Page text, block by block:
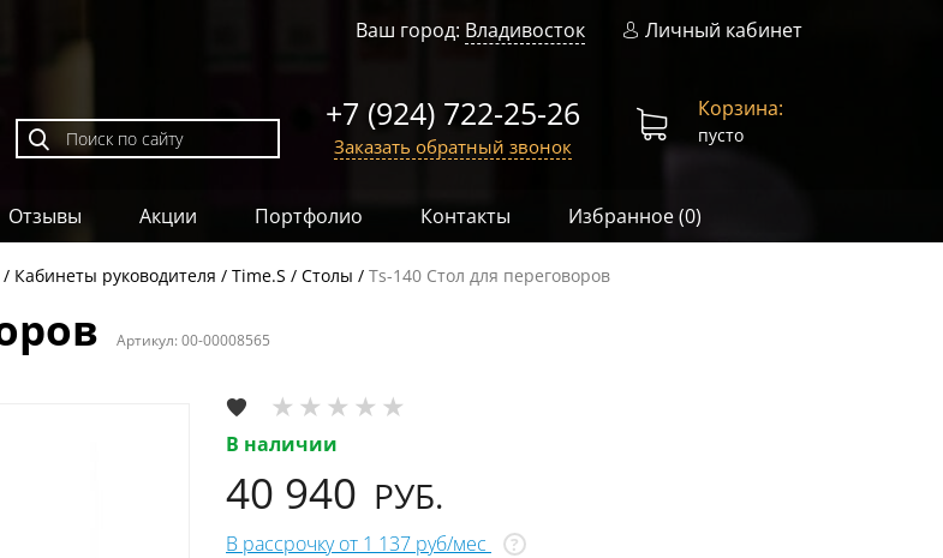
Ваш город: Владивосток Личный кабинет
+7 (924) 722-25-26
Заказать обратный звонок
Корзина:
пусто
Отзывы Акции Портфолио Контакты Избранное (0)
Кабинеты руководителя Time.S Столы Ts-140 Стол для переговоров
Артикул:00-00008565
В наличии
40 940 РУБ.
В рассрочку от 1 137 руб/мес ?